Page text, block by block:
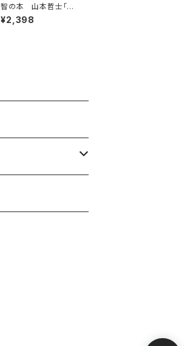
智の本 山本哲士「象
徴資本論」 (資本論シリ
ーズC０5)
¥2,398